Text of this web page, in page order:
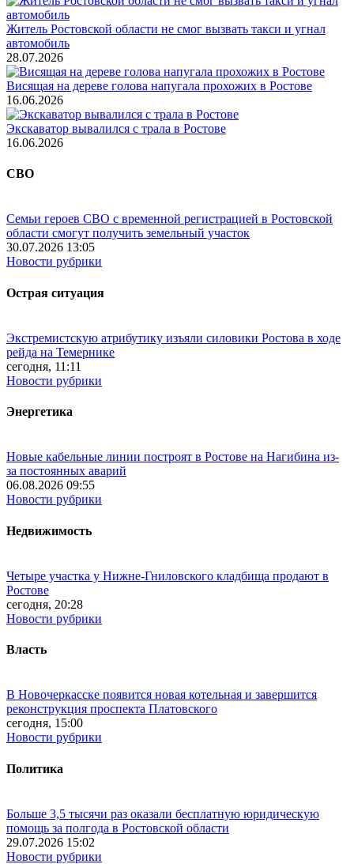
Житель Ростовской области не смог вызвать такси и угнал
автомобиль
28.07.2026
Висящая на дереве голова напугала прохожих в Ростове
16.06.2026
Экскаватор вывалился с трала в Ростове
16.06.2026
СВО
Семьи героев СВО с временной регистрацией в Ростовской
области смогут получить земельный участок
30.07.2026 13:05
Новости рубрики
Острая ситуация
Экстремистскую атрибутику изъяли силовики Ростова в ходе
рейда на Темернике
сегодня, 11:11
Новости рубрики
Энергетика
Новые кабельные линии построят в Ростове на Нагибина из-
за постоянных аварий
06.08.2026 09:55
Новости рубрики
Недвижимость
Четыре участка у Нижне-Гниловского кладбища продают в
Ростове
сегодня, 20:28
Новости рубрики
Власть
В Новочеркасске появится новая котельная и завершится
реконструкция проспекта Платовского
сегодня, 15:00
Новости рубрики
Политика
Больше 3,5 тысячи раз оказали бесплатную юридическую
помощь за полгода в Ростовской области
29.07.2026 15:02
Новости рубрики